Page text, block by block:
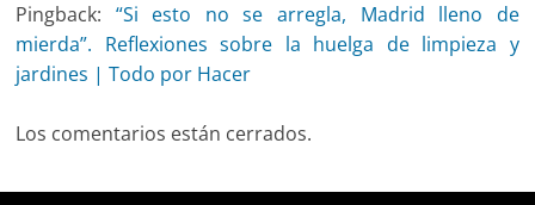
Pingback: “Si esto no se arregla, Madrid lleno de
mierda”. Reflexiones sobre la huelga de limpieza y
jardines | Todo por Hacer
Los comentarios están cerrados.